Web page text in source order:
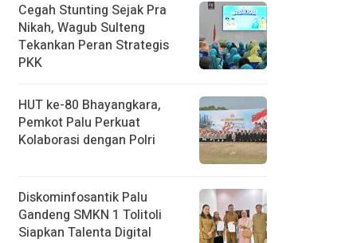
Cegah Stunting Sejak Pra
Nikah, Wagub Sulteng
Tekankan Peran Strategis
PKK
HUT ke-80 Bhayangkara,
Pemkot Palu Perkuat
Kolaborasi dengan Polri
Diskominfosantik Palu
Gandeng SMKN 1 Tolitoli
Siapkan Talenta Digital